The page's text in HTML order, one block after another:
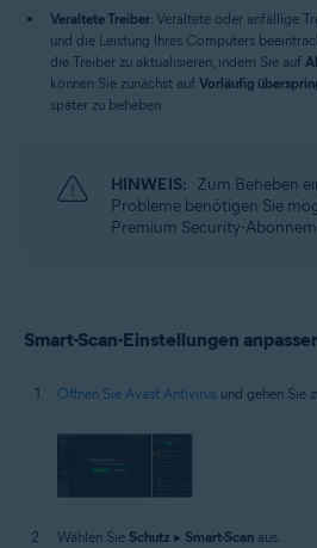
Veraltete Treiber: Veraltete oder anfällige
und die Leistung Ihres Computers
die Treiber zu aktualisieren, indem Sie auf
können Sie zunächst auf Vorläufig
später zu beheben.
HINWEIS: Zum Beheben
Probleme benötigen Sie
Premium Security-
Smart-Scan-Einstellungen
Öffnen Sie Avast Antivirus und gehen Sie
Wählen Sie Schutz ▸ Smart-Scan aus.